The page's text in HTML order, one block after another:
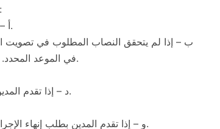
تقضي المحكمة بإنهاء إجراء التسوية الوقائية في أي من الحالات الآتية:
أ – إذا تقدم المدين إلى المحكمة بطلب إنهاء الإجراء لاكتمال تنفيذ الخطة.
ب – إذا لم يتحقق النصاب المطلوب في تصويت
في الموعد المحدد. وذلك دون إخلال بالفقرة (5) من المادة (الحادية والثلاثين) من النظام.
د – إذا تقدم المدين بطلب إنهاء الإجراء لكون شروط افتتاح الإجراء لم تعد منطبقة عليه.
و – إذا تقدم المدين بطلب إنهاء الإجراء لعدم رغبته في الاستمرار في إدارة نشاطه أو استكمال تنفيذ الخطة.